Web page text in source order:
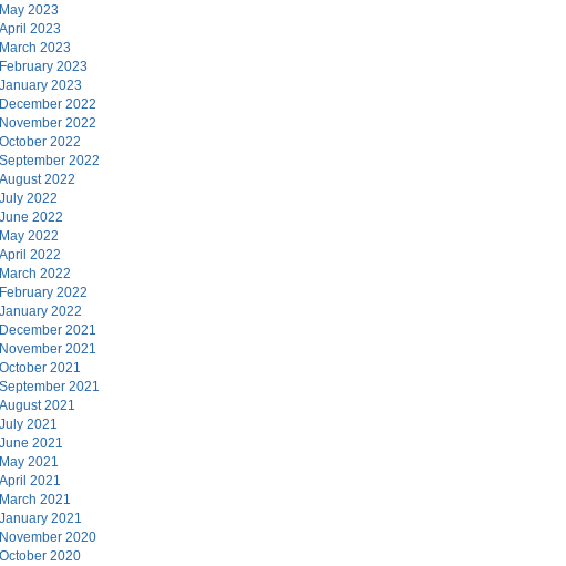
May 2023
April 2023
March 2023
February 2023
January 2023
December 2022
November 2022
October 2022
September 2022
August 2022
July 2022
June 2022
May 2022
April 2022
March 2022
February 2022
January 2022
December 2021
November 2021
October 2021
September 2021
August 2021
July 2021
June 2021
May 2021
April 2021
March 2021
January 2021
November 2020
October 2020